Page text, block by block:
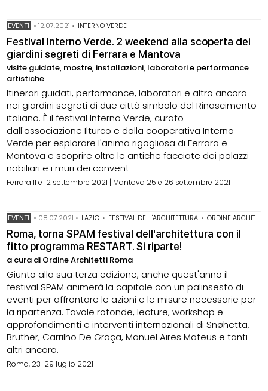
EVENTI •12.07.2021 • INTERNO VERDE
Festival Interno Verde. 2 weekend alla scoperta dei
giardini segreti di Ferrara e Mantova
visite guidate, mostre, installazioni, laboratori e performance
artistiche
Itinerari guidati, performance, laboratori e altro ancora
nei giardini segreti di due città simbolo del Rinascimento
italiano. È il festival Interno Verde, curato
dall'associazione Ilturco e dalla cooperativa Interno
Verde per esplorare l'anima rigogliosa di Ferrara e
Mantova e scoprire oltre le antiche facciate dei palazzi
nobiliari e i muri dei convent
Ferrara 11 e 12 settembre 2021 | Mantova 25 e 26 settembre 2021
EVENTI • 08.07.2021 • LAZIO • FESTIVAL DELL'ARCHITETTURA • ORDINE ARCHITETTI ROMA
Roma, torna SPAM festival dell'architettura con il
fitto programma RESTART. Si riparte!
a cura di Ordine Architetti Roma
Giunto alla sua terza edizione, anche quest'anno il
festival SPAM animerà la capitale con un palinsesto di
eventi per affrontare le azioni e le misure necessarie per
la ripartenza. Tavole rotonde, lecture, workshop e
approfondimenti e interventi internazionali di Snøhetta,
Bruther, Carrilho De Graça, Manuel Aires Mateus e tanti
altri ancora.
Roma, 23-29 luglio 2021